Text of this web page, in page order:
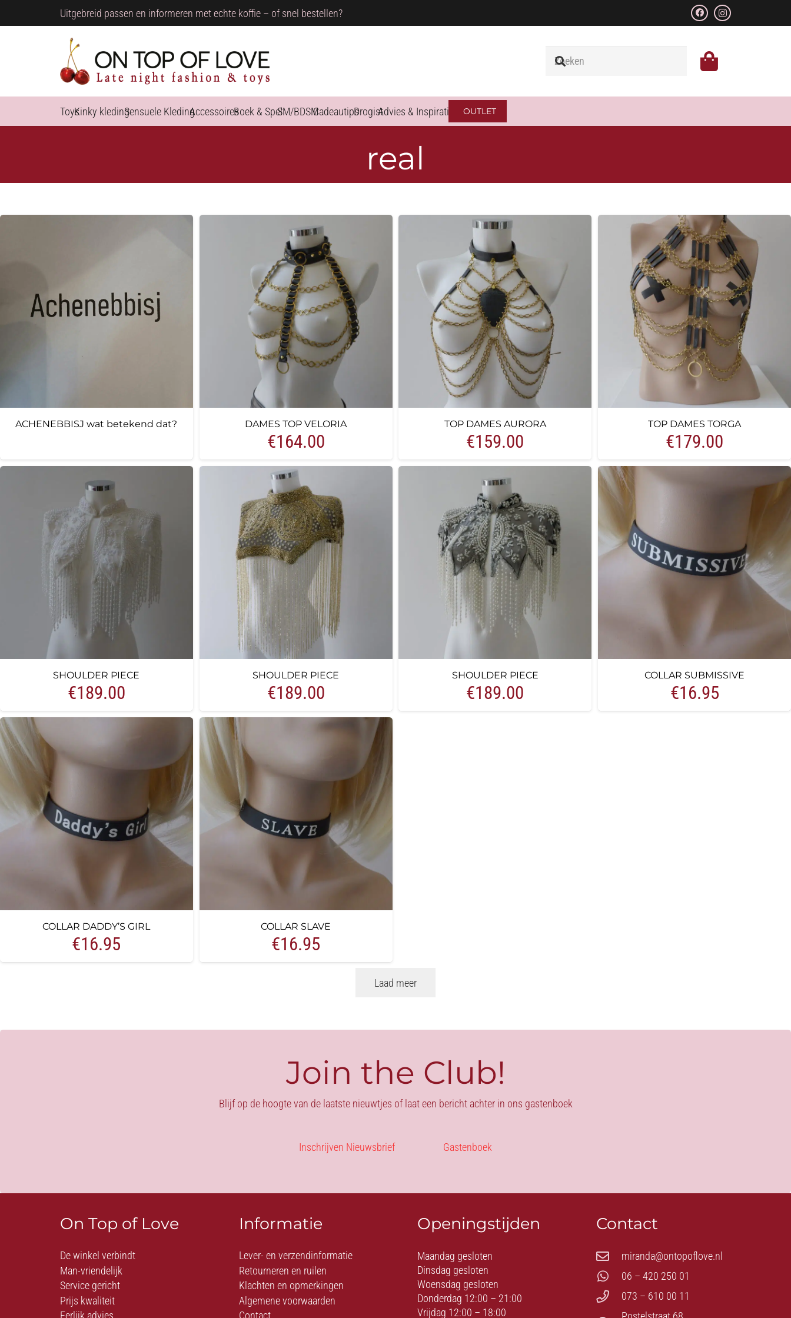
Uitgebreid passen en informeren met echte koffie – of snel bestellen?
ToysKinky kledingSensuele KledingAccessoiresBoek & SpelSM/BDSMCadeautipsDrogistAdvies & Inspiratie OUTLET
real
ACHENEBBISJ wat betekend dat? DAMES TOP VELORIA
€164.00
TOP DAMES AURORA
€159.00
TOP DAMES TORGA
€179.00
SHOULDER PIECE
€189.00
SHOULDER PIECE
€189.00
SHOULDER PIECE
€189.00
COLLAR SUBMISSIVE
€16.95
COLLAR DADDY’S GIRL
€16.95
COLLAR SLAVE
€16.95
Laad meer
Join the Club!
Blijf op de hoogte van de laatste nieuwtjes of laat een bericht achter in ons gastenboek
Inschrijven Nieuwsbrief Gastenboek
On Top of Love
De winkel verbindt
Man-vriendelijk
Service gericht
Prijs kwaliteit
Informatie
Lever- en verzendinformatie
Retourneren en ruilen
Klachten en opmerkingen
Algemene voorwaarden
Openingstijden
Maandag gesloten
Dinsdag gesloten
Woensdag gesloten
Donderdag 12:00 – 21:00
Vrijdag 12:00 – 18:00
Contact
miranda@ontopoflove.nl
06 – 420 250 01
073 – 610 00 11